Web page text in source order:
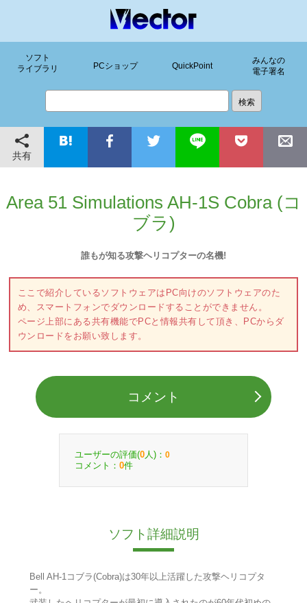
ソフト
ライブラリ
PCショップ QuickPoint
みんなの
電子署名
共有
Area 51 Simulations AH-1S Cobra (コ
ブラ)
誰もが知る攻撃ヘリコプターの名機!
ここで紹介しているソフトウェアはPC向けのソフトウェアのた
め、スマートフォンでダウンロードすることができません。
ページ上部にある共有機能でPCと情報共有して頂き、PCからダ
ウンロードをお願い致します。
コメント
ユーザーの評価(0 人)： 0
コメント： 0件
ソフト詳細説明
Bell AH-1コブラ(Cobra)は30年以上活躍した攻撃ヘリコプタ
ー。